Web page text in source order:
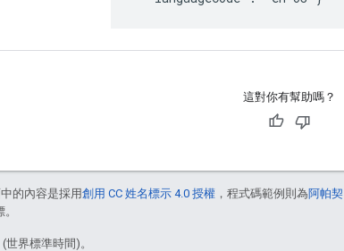
這對你有幫助嗎？
的內容是採用創用 CC 姓名標示 4.0 授權 ，程式碼範例則為阿帕
世界標準時間)。